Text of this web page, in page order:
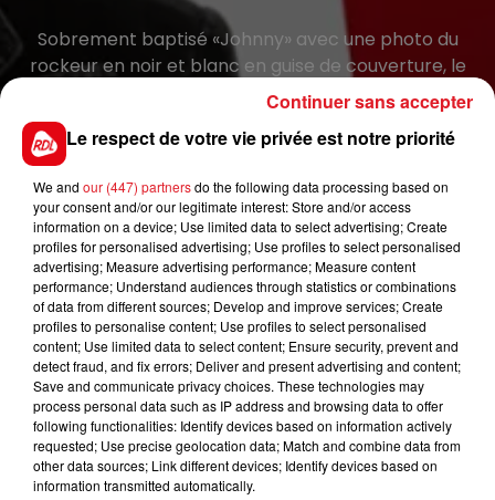
Sobrement baptisé «Johnny» avec une photo du
rockeur en noir et blanc en guise de couverture, le
disque s’ouvre par «Que je t’aime», avant de laisser
place à «Diego, libre dans sa tête», emprunté au
répertoire de Michel Berger... entre autres.
Si ce ne sont pas des compositions originales et que le
rock est relégué au second rang, les fans verseront
assurément une larme en réécoutant les tubes de
leur idole réorchestrés en version symphonique ou en
piano-voix, avec la présence de percussions et de
guitares acoustiques.
Pour tenter de gagner cetalbum posthume, il vous
suffit de vous inscrire ci-dessous avant le 10
novembre.
Le gagnant sera contacté par téléphone.
Le respect de votre vie privée est notre priorité
We and our (447) partnersdo the following data processing based on
your consent and/or our legitimate interest: Store and/or access
information on a device; Use limited data to select advertising; Create
profiles for personalised advertising; Use profiles to select personalised
advertising; Measure advertising performance; Measure content
performance; Understand audiences through statistics or combinations
of data from different sources; Develop and improve services; Create
profiles to personalise content; Use profiles to select personalised
content; Use limited data to select content; Ensure security, prevent and
detect fraud, and fix errors; Deliver and present advertising and content;
Save and communicate privacy choices. These technologies may
process personal data such as IP address and browsing data to offer
following functionalities: Identify devices based on information actively
requested; Use precise geolocation data; Match and combine data from
other data sources; Link different devices; Identify devices based on
information transmitted automatically.
Continuer sans accepter